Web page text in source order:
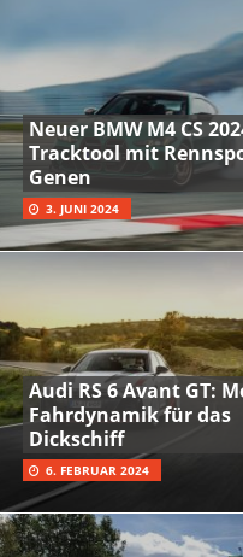
Neuer BMW M4 CS
Tracktool mit
Genen
3. JUNI 2024
Audi RS 6 Avant GT:
Fahrdynamik für das
Dickschiff
6. FEBRUAR 2024